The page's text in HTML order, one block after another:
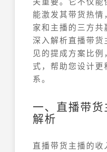
能激发其带货热
家和主播的三方
深入解析直播带货
见的提成方案比
式，帮助您设计
系。
一、直播带
解析
直播带货主播的收